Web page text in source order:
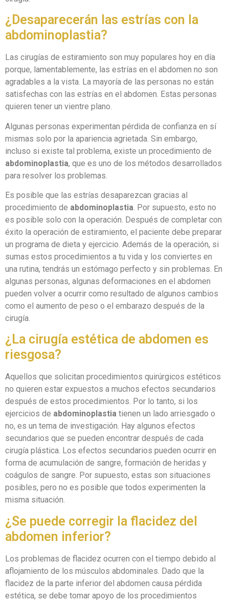
¿Desaparecerán las estrías con la
abdominoplastia?
Las cirugías de estiramiento son muy populares hoy en día
porque, lamentablemente, las estrías en el abdomen no son
agradables a la vista. La mayoría de las personas no están
satisfechas con las estrías en el abdomen. Estas personas
quieren tener un vientre plano.
Algunas personas experimentan pérdida de confianza en sí
mismas solo por la apariencia agrietada. Sin embargo,
incluso si existe tal problema, existe un procedimiento de
abdominoplastia, que es uno de los métodos desarrollados
para resolver los problemas.
Es posible que las estrías desaparezcan gracias al
procedimiento de abdominoplastia. Por supuesto, esto no
es posible solo con la operación. Después de completar con
éxito la operación de estiramiento, el paciente debe preparar
un programa de dieta y ejercicio. Además de la operación, si
sumas estos procedimientos a tu vida y los conviertes en
una rutina, tendrás un estómago perfecto y sin problemas. En
algunas personas, algunas deformaciones en el abdomen
pueden volver a ocurrir como resultado de algunos cambios
como el aumento de peso o el embarazo después de la
cirugía.
¿La cirugía estética de abdomen es
riesgosa?
Aquellos que solicitan procedimientos quirúrgicos estéticos
no quieren estar expuestos a muchos efectos secundarios
después de estos procedimientos. Por lo tanto, si los
ejercicios de abdominoplastia tienen un lado arriesgado o
no, es un tema de investigación. Hay algunos efectos
secundarios que se pueden encontrar después de cada
cirugía plástica. Los efectos secundarios pueden ocurrir en
forma de acumulación de sangre, formación de heridas y
coágulos de sangre. Por supuesto, estas son situaciones
posibles, pero no es posible que todos experimenten la
misma situación.
¿Se puede corregir la flacidez del
abdomen inferior?
Los problemas de flacidez ocurren con el tiempo debido al
aflojamiento de los músculos abdominales. Dado que la
flacidez de la parte inferior del abdomen causa pérdida
estética, se debe tomar apoyo de los procedimientos